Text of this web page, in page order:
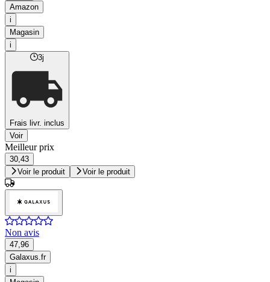
Amazon
i
Magasin
i
3j
Frais livr. inclus
Voir
Meilleur prix
30,43
Voir le produit
Voir le produit
Non avis
47,96
Galaxus.fr
i